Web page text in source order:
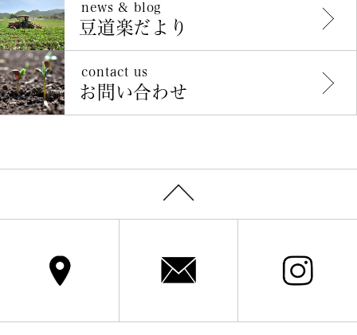
news & blog
豆道楽だより
contact us
お問い合わせ